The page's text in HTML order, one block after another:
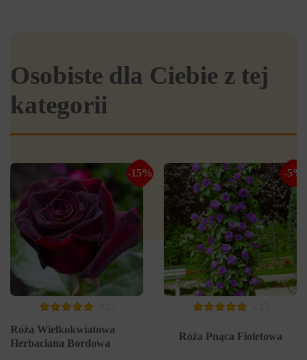
Osobiste dla Ciebie z tej
kategorii
-15%
Róża Wielkokwiatowa
Herbaciana Bordowa
-5%
Róża Pnąca Fioletowa